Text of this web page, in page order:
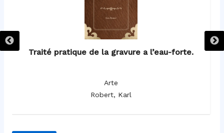
Traité pratique de la gravure a l’eau-forte.
Arte
Robert, Karl